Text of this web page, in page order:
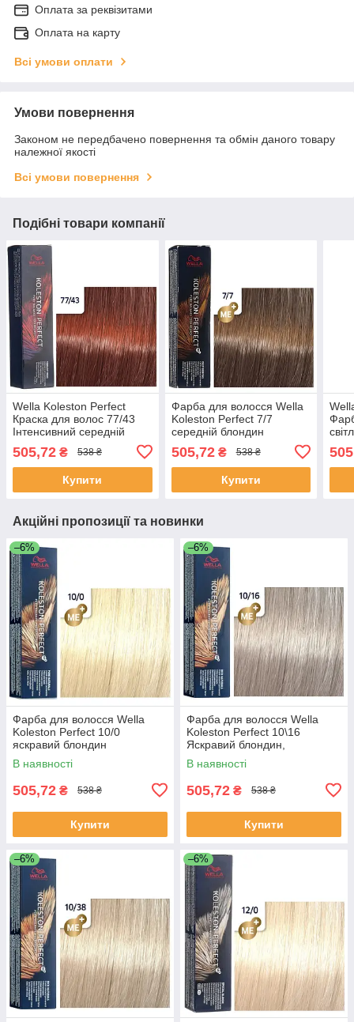
Оплата за реквізитами
Оплата на карту
Всі умови оплати
Умови повернення
Законом не передбачено повернення та обмін даного товару
належної якості
Всі умови повернення
Подібні товари компанії
Wella Koleston Perfect
Краска для волос 77/43
Інтенсивний середній
блонд червоне золото 60
мл
505,72 ₴ 538 ₴
Купити
Фарба для волосся Wella
Koleston Perfect 7/7
середній блондин
505,72₴ 538 ₴
Купити
60
Акційні пропозиції та новинки
–6%
Фарба для волосся Wella
Koleston Perfect 10/0
яскравий блондин
В наявності
505,72 ₴ 538 ₴
Купити
–6%
Фарба для волосся Wella
Koleston Perfect 10\16
Яскравий блондин,
попелясто-фіолетовий
В наявності
505,72 ₴ 538 ₴
Купити
–6% –6%